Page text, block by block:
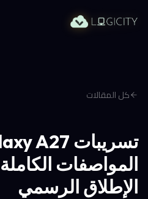
كل المقالات
المواصفات
الإطلاق الرسمي